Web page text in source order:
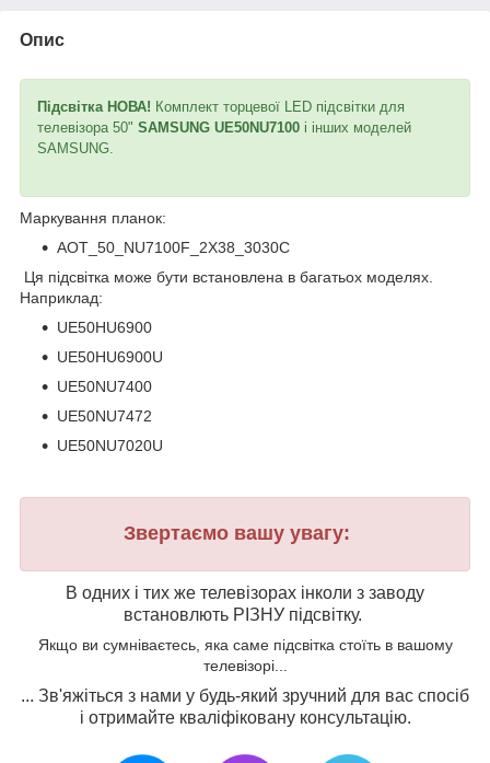
Опис
Підсвітка НОВА! Комплект торцевої LED підсвітки для
телевізора 50" SAMSUNG UE50NU7100 і інших моделей
SAMSUNG.
Маркування планок:
AOT_50_NU7100F_2X38_3030C
Ця підсвітка може бути встановлена в багатьох моделях.
Наприклад:
UE50HU6900
UE50HU6900U
UE50NU7400
UE50NU7472
UE50NU7020U
Звертаємо вашу увагу:
В одних і тих же телевізорах інколи з заводу
встановлють РІЗНУ підсвітку.
Якщо ви сумніваєтесь, яка саме підсвітка стоїть в вашому
телевізорі...
... Зв'яжіться з нами у будь-який зручний для вас спосіб
і отримайте кваліфіковану консультацію.